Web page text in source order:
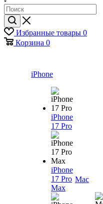
Избранные товары 0
Корзина 0
iPhone
iPhone
17 Pro
iPhone
17 Pro
Max
Mac